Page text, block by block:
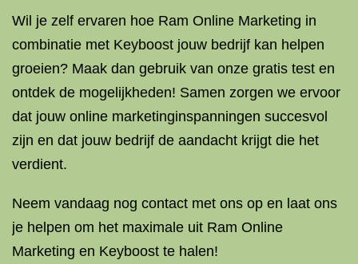
Wil je zelf ervaren hoe Ram Online Marketing in
combinatie met Keyboost jouw bedrijf kan helpen
groeien? Maak dan gebruik van onze gratis test en
ontdek de mogelijkheden! Samen zorgen we ervoor
dat jouw online marketinginspanningen succesvol
zijn en dat jouw bedrijf de aandacht krijgt die het
verdient.
Neem vandaag nog contact met ons op en laat ons
je helpen om het maximale uit Ram Online
Marketing en Keyboost te halen!